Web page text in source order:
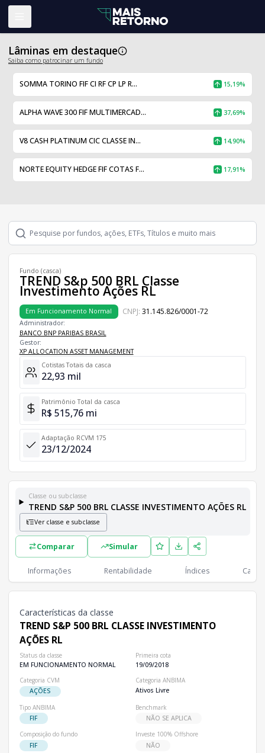
Lâminas em destaque
Saiba como patrocinar um fundo
SOMMA TORINO FIF CI RF CP LP R... 15,19%
ALPHA WAVE 300 FIF MULTIMERCAD... 37,69%
V8 CASH PLATINUM CIC CLASSE IN... 14,90%
NORTE EQUITY HEDGE FIF COTAS F... 17,91%
Fundo (casca)
TREND S&p 500 BRL Classe
Investimento Ações RL
Em Funcionamento Normal CNPJ: 31.145.826/0001-72
Administrador:
BANCO BNP PARIBAS BRASIL
Gestor:
XP ALLOCATION ASSET MANAGEMENT
Cotistas Totais da casca
22,93 mil
Patrimônio Total da casca
R$ 515,76 mi
Adaptação RCVM 175
23/12/2024
Classes e Subclasses do Fundo
Lista completa de classes e subclasses disponíveis, incluindo
Classes
Classe
TREND S&P 500 BRL CLASSE INVESTIMENTO AÇÕES RL R$ 515,76 mi 22,93 mil
Classe ou subclasse
TREND S&P 500 BRL CLASSE INVESTIMENTO AÇÕES RL
Ver classe e subclasse
Comparar Simular
Informações Rentabilidade Índices
Características da classe
TREND S&P 500 BRL CLASSE INVESTIMENTO
AÇÕES RL
Status da classe
EM FUNCIONAMENTO NORMAL
Primeira cota
19/09/2018
Categoria CVM
AÇÕES
Categoria ANBIMA
Ativos Livre
Tipo ANBIMA
FIF
Benchmark
NÃO SE APLICA
Composição do fundo
FIF
Investe 100% Offshore
NÃO